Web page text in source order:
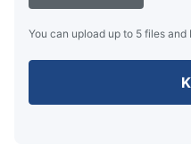
You can upload up to 5 files and